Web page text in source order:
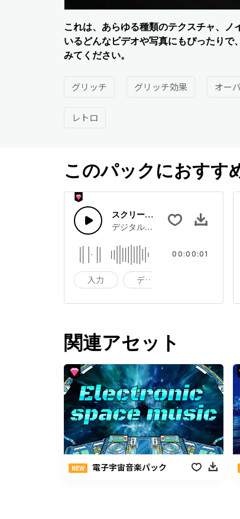
これは、あらゆる種類のテクスチャ、
いるどんなビデオや写真にもぴったり
みてください。
グリッチ グリッチ効果 オー
レトロ
このパックにおすす
スクリーン・タイピング（短い）
デジタル画面にメッセージを入
入力 デジタル
00:00:01
関連アセット
NEW 電子宇宙音楽パック